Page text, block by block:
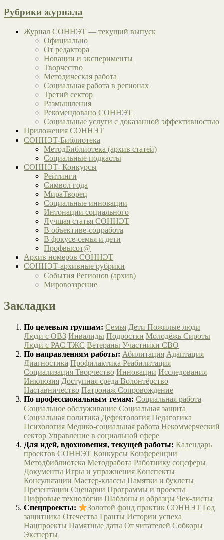
Рубрики журнала
Журнал СОННЭТ — текущий выпуск
Официально
От редактора
Новации и эксперименты
Творчество
Методическая работа
Социальная работа в регионах
Третий сектор
Размышления
Рекомендовано СОННЭТ
Социальные услуги с доказанной эффективностью
Приложения СОННЭТ
СОННЭТ-Библиотека
МетодБиблиотека (архив статей)
Социальные подкасты
СОННЭТ- Конкурсы
Рейтинги
Символ года
МираТворец
Социальные инновации
Интонации социального
Лучшая статья СОННЭТ
В объективе-соцработа
В фокусе-семья и дети
Профвысот@
Архив номеров СОННЭТ
СОННЭТ-архивные рубрики
События Регионов (архив)
Мировоззрение
Закладки
По целевым группам: Семья Дети Пожилые люди
Люди с ОВЗ Инвалиды Подростки Молодёжь Сироты
Люди с РАС ТЖС Ветераны Участники СВО
По направлениям работы: Абилитация Адаптация
Диагностика Профилактика Реабилитация
Социализация Творчество Инновации Исследования
Инклюзия Доступная среда Волонтёрство
Наставничество Патронаж Сопровождение
По профессиональным темам: Социальная работа
Социальное обслуживание Социальная защита
Социальная политика Дефектология Педагогика
Психология Медико-социальная работа Некоммерческий
сектор Управление в социальной сфере
Для идей, вдохновения, текущей работы: Календарь
проектов СОННЭТ Конкурсы Конференции
Методбиблиотека Методработа Работнику соцсферы
Документы Игры и упражнения Конспекты
Консультации Мастер-классы Памятки и буклеты
Презентации Сценарии Программы и проекты
Цифровые технологии Шаблоны и образцы Чек-листы
Спецпроекты:
Золотой фонд практик СОННЭТ Год
защитника Отечества Гранты Истории успеха
Нацпроекты Памятные даты От читателей Собкоры
Эксперты